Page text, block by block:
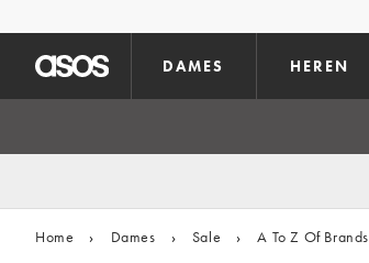
DAMES HEREN
Home › Dames › Sale › A To Z Of Brands